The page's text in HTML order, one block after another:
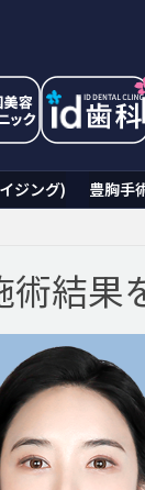
ジング) 豊胸手
結果